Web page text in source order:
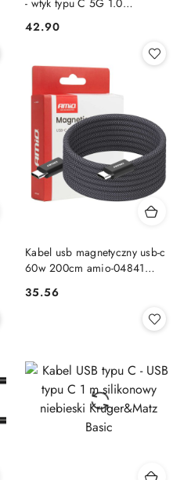
- wtyk typu C 5G 1.0
Kruger&Matz
Cena:
42.90
Kabel usb magnetyczny usb-c
60w 200cm amio-04841
Cena:
35.56